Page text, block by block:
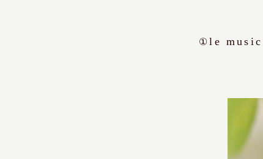
①le music